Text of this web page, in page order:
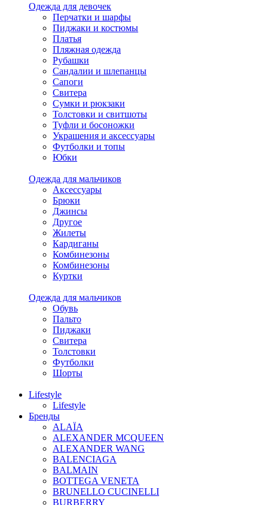
Одежда для девочек
Перчатки и шарфы
Пиджаки и костюмы
Платья
Пляжная одежда
Рубашки
Сандалии и шлепанцы
Сапоги
Свитера
Сумки и рюкзаки
Толстовки и свитшоты
Туфли и босоножки
Украшения и аксессуары
Футболки и топы
Юбки
Одежда для мальчиков
Аксессуары
Брюки
Джинсы
Другое
Жилеты
Кардиганы
Комбинезоны
Комбинезоны
Куртки
Одежда для мальчиков
Обувь
Пальто
Пиджаки
Свитера
Толстовки
Футболки
Шорты
Lifestyle
Lifestyle
Бренды
ALAÏA
ALEXANDER MCQUEEN
ALEXANDER WANG
BALENCIAGA
BALMAIN
BOTTEGA VENETA
BRUNELLO CUCINELLI
BURBERRY